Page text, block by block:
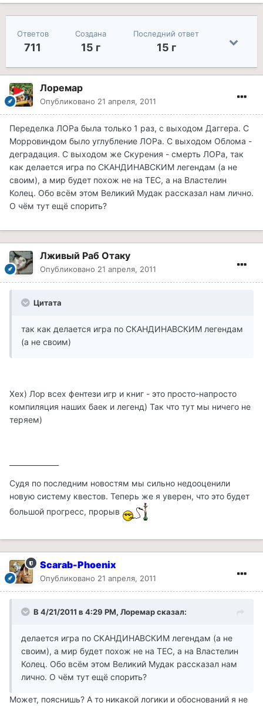
Ответов
711
Создана
15 г
Последний ответ
15 г
Лоремар
Опубликовано 21 апреля, 2011
Переделка ЛОРа была только 1 раз, с выходом Даггера. С
Морровиндом было углубление ЛОРа. С выходом Облома -
деградация. С выходом же Скурения - смерть ЛОРа, так
как делается игра по СКАНДИНАВСКИМ легендам (а не
своим), а мир будет похож не на ТЕС, а на Властелин
Колец. Обо всём этом Великий Мудак рассказал нам лично.
О чём тут ещё спорить?
Лживый Раб Отаку
Опубликовано 21 апреля, 2011
Цитата
так как делается игра по СКАНДИНАВСКИМ легендам
(а не своим)
Хех) Лор всех фентези игр и книг - это просто-напросто
компиляция наших баек и легенд) Так что тут мы ничего не
теряем)
Судя по последним новостям мы сильно недооценили
новую систему квестов. Теперь же я уверен, что это будет
большой прогресс, прорыв
Scarab-Phoenix
Опубликовано 21 апреля, 2011
В 4/21/2011 в 4:29 PM, Лоремар сказал:
делается игра по СКАНДИНАВСКИМ легендам (а не
своим), а мир будет похож не на ТЕС, а на Властелин
Колец. Обо всём этом Великий Мудак рассказал нам
лично. О чём тут ещё спорить?
Может, пояснишь? А то никакой логики и обоснований я не